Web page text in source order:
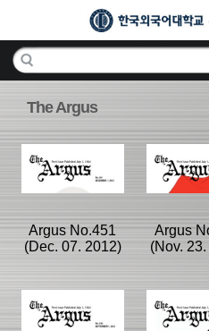
The Argus
Argus No.451
(Dec. 07. 2012)
분류명 : The
Argus
Argus
(Nov.
분류명 :